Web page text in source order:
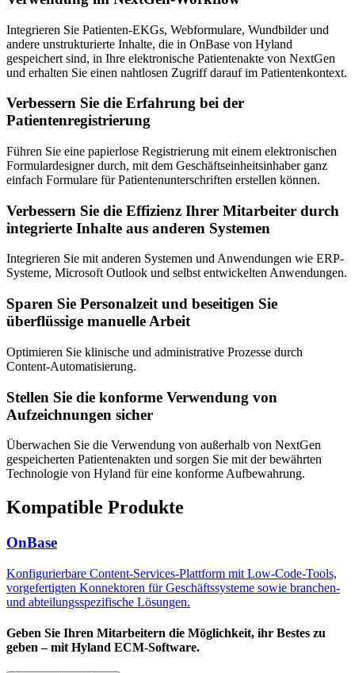
Integrieren Sie Patienten-EKGs, Webformulare, Wundbilder und
andere unstrukturierte Inhalte, die in OnBase von Hyland
gespeichert sind, in Ihre elektronische Patientenakte von NextGen
und erhalten Sie einen nahtlosen Zugriff darauf im Patientenkontext.
Verbessern Sie die Erfahrung bei der
Patientenregistrierung
Führen Sie eine papierlose Registrierung mit einem elektronischen
Formulardesigner durch, mit dem Geschäftseinheitsinhaber ganz
einfach Formulare für Patientenunterschriften erstellen können.
Verbessern Sie die Effizienz Ihrer Mitarbeiter durch
integrierte Inhalte aus anderen Systemen
Integrieren Sie mit anderen Systemen und Anwendungen wie ERP-
Systeme, Microsoft Outlook und selbst entwickelten Anwendungen.
Sparen Sie Personalzeit und beseitigen Sie
überflüssige manuelle Arbeit
Optimieren Sie klinische und administrative Prozesse durch
Content-Automatisierung.
Stellen Sie die konforme Verwendung von
Aufzeichnungen sicher
Überwachen Sie die Verwendung von außerhalb von NextGen
gespeicherten Patientenakten und sorgen Sie mit der bewährten
Technologie von Hyland für eine konforme Aufbewahrung.
Kompatible Produkte
OnBase
Konfigurierbare Content-Services-Plattform mit Low-Code-Tools,
vorgefertigten Konnektoren für Geschäftssysteme sowie branchen-
und abteilungsspezifische Lösungen.
Geben Sie Ihren Mitarbeitern die Möglichkeit, ihr Bestes zu
geben – mit Hyland ECM-Software.